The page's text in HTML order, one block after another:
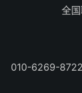
全
010-6269-